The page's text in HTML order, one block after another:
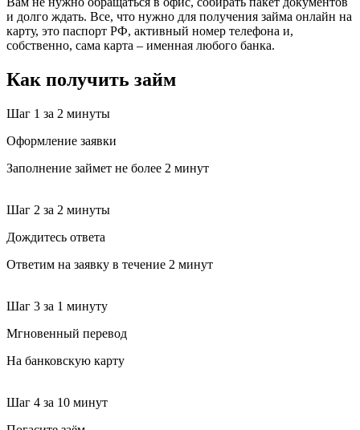
и долго ждать. Все, что нужно для получения займа онлайн на
карту, это паспорт РФ, активный номер телефона и,
собственно, сама карта – именная любого банка.
Как получить займ
Шаг 1 за 2 минуты
Оформление заявки
Заполнение займет не более 2 минут
Шаг 2 за 2 минуты
Дождитесь ответа
Ответим на заявку в течение 2 минут
Шаг 3 за 1 минуту
Мгновенный перевод
На банковскую карту
Шаг 4 за 10 минут